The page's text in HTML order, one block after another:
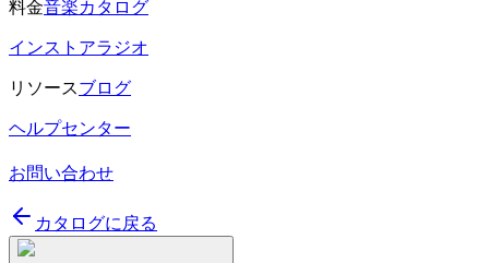
料金音楽カタログ
インストアラジオ
リソースブログ
ヘルプセンター
お問い合わせ
カタログに戻る